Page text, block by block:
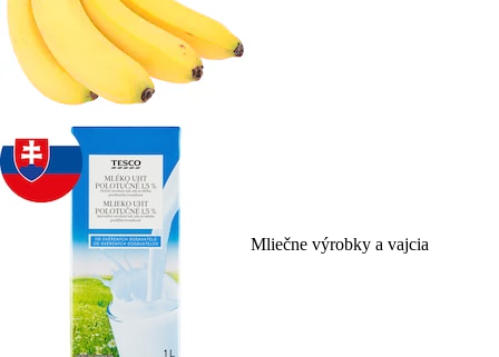
Mliečne výrobky a vajcia